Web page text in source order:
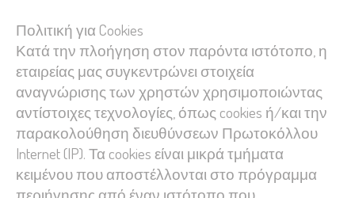
Πολιτική για Cookies
Κατά την πλοήγηση στον παρόντα ιστότοπο, η
εταιρείας μας συγκεντρώνει στοιχεία
αναγνώρισης των χρηστών χρησιμοποιώντας
αντίστοιχες τεχνολογίες, όπως cookies ή/και την
παρακολούθηση διευθύνσεων Πρωτοκόλλου
Internet (IP). Τα cookies είναι μικρά τμήματα
κειμένου που αποστέλλονται στο πρόγραμμα